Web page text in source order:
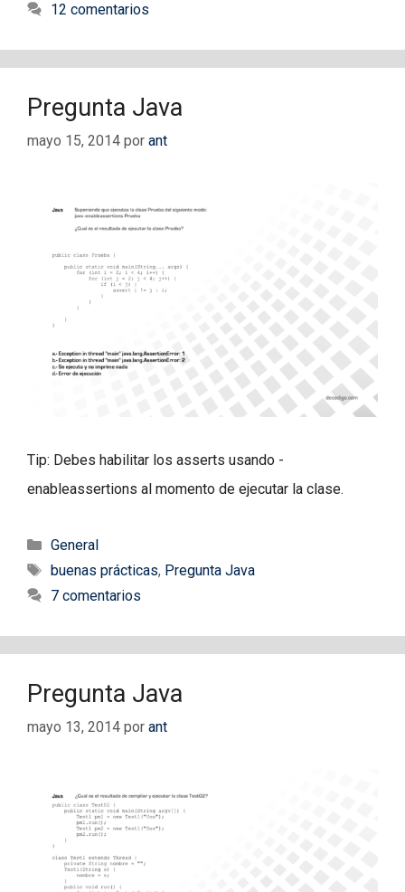
12 comentarios
Pregunta Java
mayo 15, 2014 por ant
Tip: Debes habilitar los asserts usando -
enableassertions al momento de ejecutar la clase.
Categorías
General
Etiquetas
buenas prácticas, Pregunta Java
7 comentarios
Pregunta Java
mayo 13, 2014 por ant